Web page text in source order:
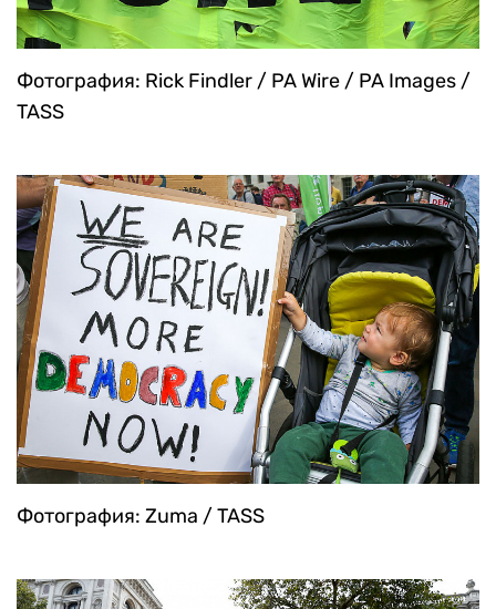
Фотография: Rick Findler / PA Wire / PA Images /
TASS